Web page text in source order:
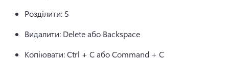
Розділити: S
Видалити: Delete або Backspace
Копіювати: Ctrl + C або Command + C